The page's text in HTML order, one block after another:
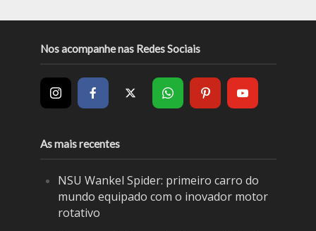
Nos acompanhe nas Redes Sociais
As mais recentes
NSU Wankel Spider: primeiro carro do
mundo equipado com o inovador motor
rotativo